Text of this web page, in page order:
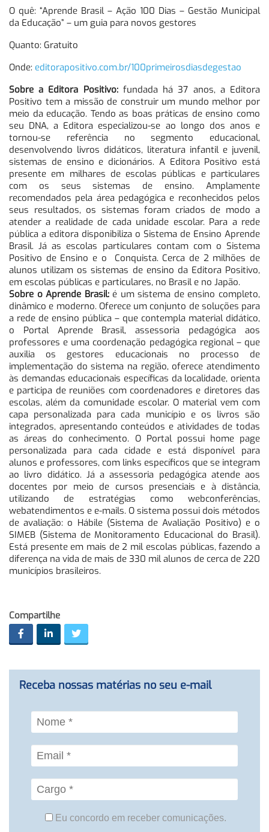
O quê: “Aprende Brasil – Ação 100 Dias – Gestão Municipal
da Educação” – um guia para novos gestores
Quanto: Gratuito
Onde: editorapositivo.com.br/100primeirosdiasdegestao
Sobre a Editora Positivo:fundada há 37 anos, a Editora
Positivo tem a missão de construir um mundo melhor por
meio da educação. Tendo as boas práticas de ensino como
seu DNA, a Editora especializou-se ao longo dos anos e
tornou-se referência no segmento educacional,
desenvolvendo livros didáticos, literatura infantil e juvenil,
sistemas de ensino e dicionários. A Editora Positivo está
presente em milhares de escolas públicas e particulares
com os seus sistemas de ensino. Amplamente
recomendados pela área pedagógica e reconhecidos pelos
seus resultados, os sistemas foram criados de modo a
atender a realidade de cada unidade escolar. Para a rede
pública a editora disponibiliza o Sistema de Ensino Aprende
Brasil. Já as escolas particulares contam com o Sistema
Positivo de Ensino e o Conquista. Cerca de 2 milhões de
alunos utilizam os sistemas de ensino da Editora Positivo,
em escolas públicas e particulares, no Brasil e no Japão.
Sobre o Aprende Brasil:é um sistema de ensino completo,
dinâmico e moderno. Oferece um conjunto de soluções para
a rede de ensino pública – que contempla material didático,
o Portal Aprende Brasil, assessoria pedagógica aos
professores e uma coordenação pedagógica regional – que
auxilia os gestores educacionais no processo de
implementação do sistema na região, oferece atendimento
às demandas educacionais específicas da localidade, orienta
e participa de reuniões com coordenadores e diretores das
escolas, além da comunidade escolar. O material vem com
capa personalizada para cada município e os livros são
integrados, apresentando conteúdos e atividades de todas
as áreas do conhecimento. O Portal possui home page
personalizada para cada cidade e está disponível para
alunos e professores, com links específicos que se integram
ao livro didático. Já a assessoria pedagógica atende aos
docentes por meio de cursos presenciais e à distância,
utilizando de estratégias como webconferências,
webatendimentos e e-mails. O sistema possui dois métodos
de avaliação: o Hábile (Sistema de Avaliação Positivo) e o
SIMEB (Sistema de Monitoramento Educacional do Brasil).
Está presente em mais de 2 mil escolas públicas, fazendo a
diferença na vida de mais de 330 mil alunos de cerca de 220
municípios brasileiros.
Compartilhe
Receba nossas matérias no seu e-mail
Eu concordo em receber comunicações.